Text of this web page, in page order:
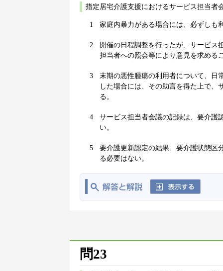
指定居宅介護支援におけるサービス担当者
1 家庭内暴力がある場合には、必ずしも
2
開催の日程調整を行ったが、サービス
担当者への照会等により意見を求める
3
末期の悪性腫瘍の利用者について、日
した場合には、その助言を得た上で、
る。
4
サービス担当者会議の記録は、要介護
い。
5
要介護更新認定の結果、要介護状態区
る必要はない。
問23